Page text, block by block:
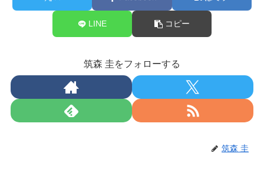
LINE コピー
筑森 圭をフォローする
筑森 圭